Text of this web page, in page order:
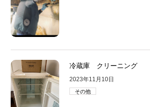
冷蔵庫 クリーニング
2023年11月10日
その他